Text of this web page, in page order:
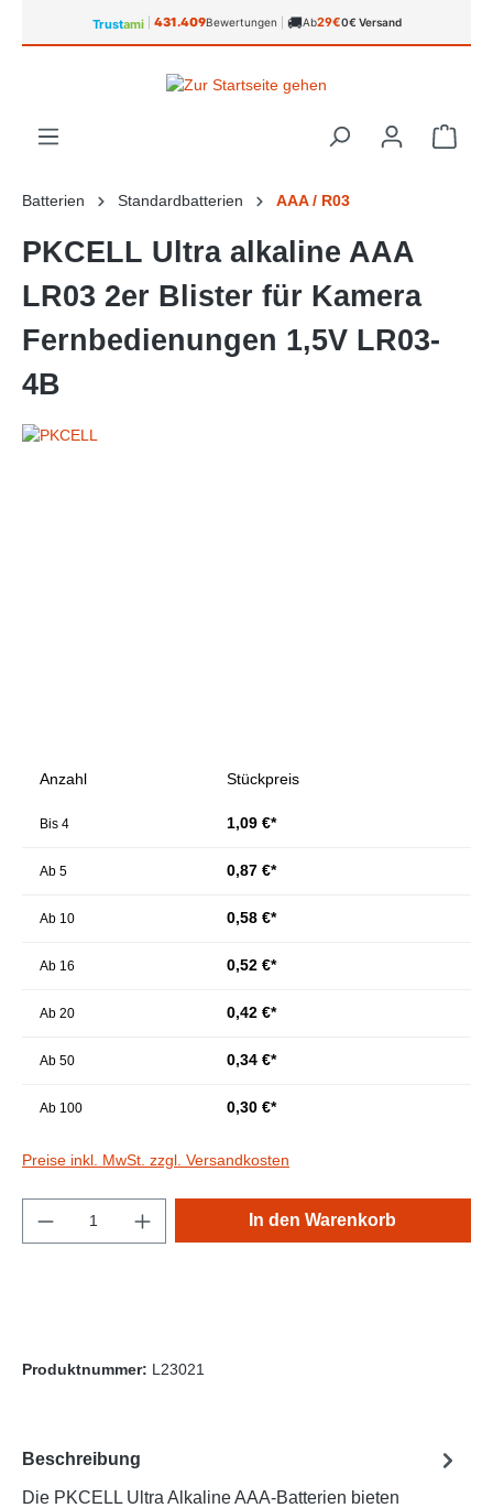
springenTrustami 431.409Bewertungen 🚚Ab29€0€ Versand
Batterien Standardbatterien AAA / R03
PKCELL Ultra alkaline AAA
LR03 2er Blister für Kamera
Fernbedienungen 1,5V LR03-
4B
Anzahl Stückpreis
Bis 4 1,09 €*
Ab 5 0,87 €*
Ab 10 0,58 €*
Ab 16 0,52 €*
Ab 20 0,42 €*
Ab 50 0,34 €*
Ab 100 0,30 €*
Preise inkl. MwSt. zzgl. Versandkosten
Produkt Anzahl: Gib den gewünschten
In den Warenkorb
Produktnummer: L23021
Beschreibung
Die PKCELL Ultra Alkaline AAA-Batterien bieten